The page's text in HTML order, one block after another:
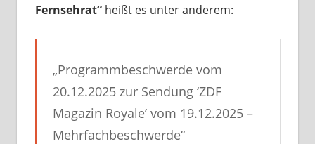
Fernsehrat“heißt es unter anderem:
„Programmbeschwerde vom
20.12.2025 zur Sendung ‘ZDF
Magazin Royale’ vom 19.12.2025 –
Mehrfachbeschwerde“